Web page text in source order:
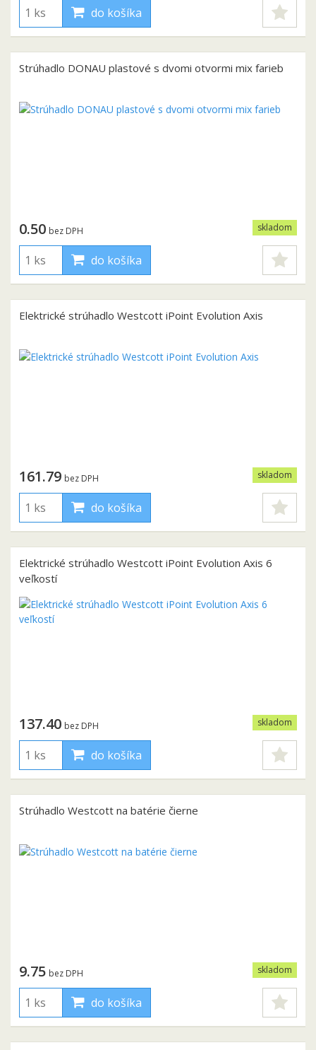
do košíka
Strúhadlo DONAU plastové s dvomi otvormi mix farieb
skladom
0.50 bez DPH
do košíka
Elektrické strúhadlo Westcott iPoint Evolution Axis
skladom
161.79 bez DPH
do košíka
Elektrické strúhadlo Westcott iPoint Evolution Axis 6
veľkostí
skladom
137.40 bez DPH
do košíka
Strúhadlo Westcott na batérie čierne
skladom
9.75 bez DPH
do košíka